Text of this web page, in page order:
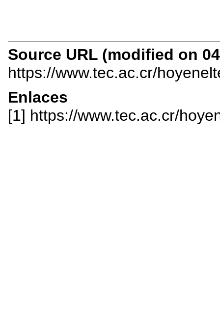
Source URL (modified on
https://www.tec.ac.cr/
Enlaces
[1] https://www.tec.ac.cr/